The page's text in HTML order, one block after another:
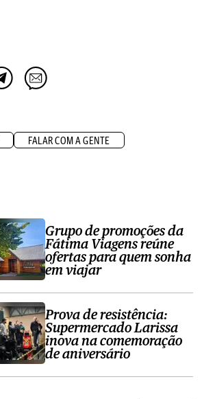
FALAR COM A GENTE
Grupo de promoções da
Fátima Viagens reúne
ofertas para quem sonha
em viajar
Prova de resistência:
Supermercado Larissa
inova na comemoração
de aniversário